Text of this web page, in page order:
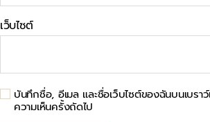
เว็บไซต์
บันทึกชื่อ, อีเมล และชื่อเว็บไซต์ของฉันบนเบรา
ความเห็นครั้งถัดไป